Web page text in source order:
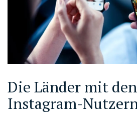
Die Länder mit
Instagram-